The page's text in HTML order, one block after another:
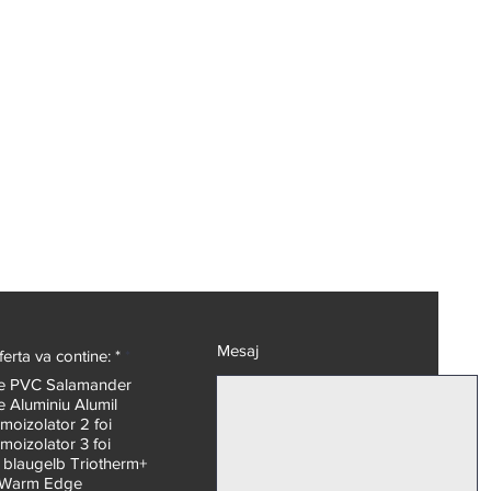
va contine: *
l
o
PVC Salamander
Aluminiu Alumil
2 foi
3 foi
blaugelb Triotherm+
Edge
Mesaj